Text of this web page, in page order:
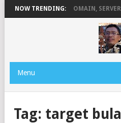
NOW TRENDING:
PENGERTIAN DOMAIN, SERVER
Menu
Tag: target